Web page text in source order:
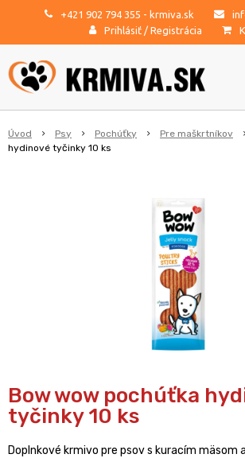
+421 902 794 355 - krmiva.sk
Prihlásiť / Registrácia
Úvod Psy Pochúťky Pre maškrtníkov
hydinové tyčinky 10 ks
Bow wow pochúťka
tyčinky 10 ks
Doplnkové krmivo pre psov s kuracím mäsom